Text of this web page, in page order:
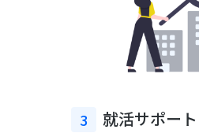
3 就活サポート